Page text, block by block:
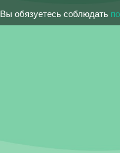
Вы обязуетесь соблюдать